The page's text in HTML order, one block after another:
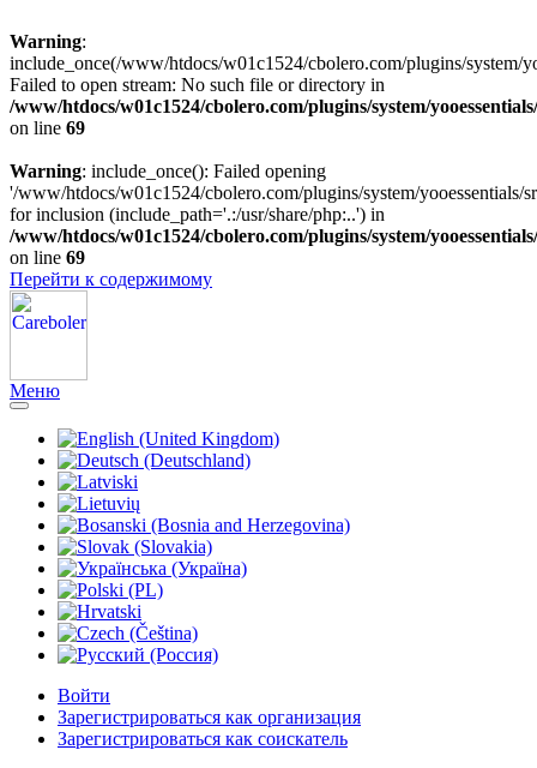
Warning:
include_once(/www/htdocs/w01c1524/cbolero.com/plugins/system/
Failed to open stream: No such file or directory in
/www/htdocs/w01c1524/cbolero.com/plugins/system/
on line 69
Warning: include_once(): Failed opening
'/www/htdocs/w01c1524/cbolero.com/plugins/system/yooessentials/
for inclusion (include_path='.:/usr/share/php:..') in
/www/htdocs/w01c1524/cbolero.com/plugins/system/
on line 69
Перейти к содержимому
Меню
Войти
Зарегистрироваться как организация
Зарегистрироваться как соискатель